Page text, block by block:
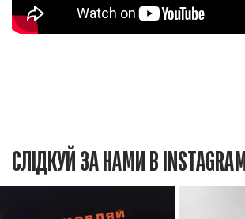
СЛІДКУЙ ЗА НАМИ В INSTAGRAM